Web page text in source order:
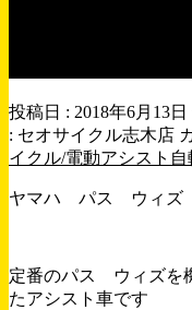
投稿日 : 2018年6月13日
: セオサイクル志木店
イクル/電動アシスト自
ヤマハ パス ウィズ
定番のパス ウィズを
たアシスト車です